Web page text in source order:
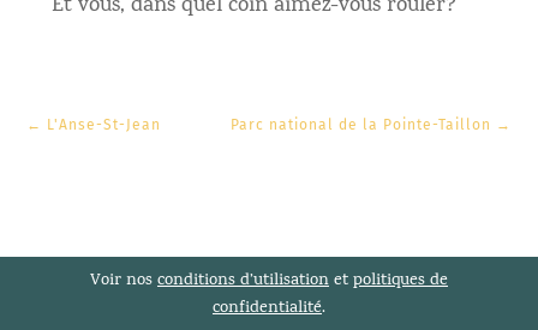
Et vous, dans quel coin aimez-vous rouler?
← L'Anse-St-Jean Parc national de la Pointe-Taillon →
Voir nosconditions d’utilisationetpolitiques de
confidentialité.